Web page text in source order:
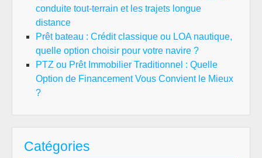
conduite tout-terrain et les trajets longue
distance
Prêt bateau : Crédit classique ou LOA nautique,
quelle option choisir pour votre navire ?
PTZ ou Prêt Immobilier Traditionnel : Quelle
Option de Financement Vous Convient le Mieux
?
Catégories